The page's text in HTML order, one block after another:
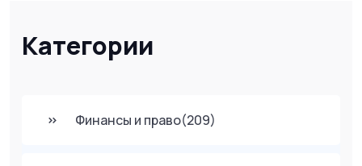
Категории
Финансы и право(209)